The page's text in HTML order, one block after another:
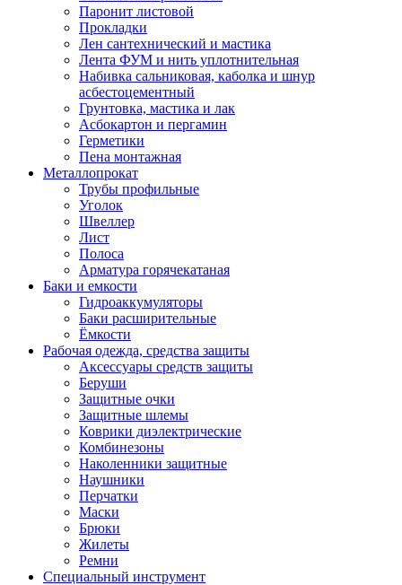
Паронит листовой
Прокладки
Лен сантехнический и мастика
Лента ФУМ и нить уплотнительная
Набивка сальниковая, каболка и шнур
асбестоцементный
Грунтовка, мастика и лак
Асбокартон и пергамин
Герметики
Пена монтажная
Металлопрокат
Трубы профильные
Уголок
Швеллер
Лист
Полоса
Арматура горячекатаная
Баки и емкости
Гидроаккумуляторы
Баки расширительные
Ёмкости
Рабочая одежда, средства защиты
Аксессуары средств защиты
Беруши
Защитные очки
Защитные шлемы
Коврики диэлектрические
Комбинезоны
Наколенники защитные
Наушники
Перчатки
Маски
Брюки
Жилеты
Ремни
Специальный инструмент